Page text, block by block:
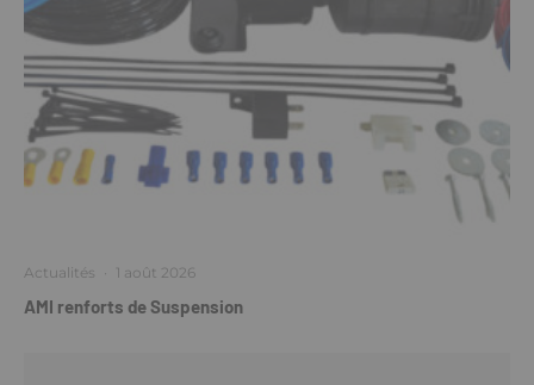
Actualités · 1 août 2026
AMI renforts de Suspension